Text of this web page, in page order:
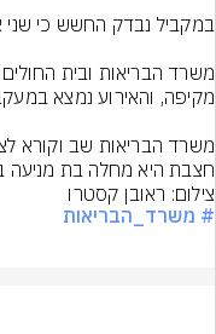
חצבת היא מחלה בת מניעה
צילום: ראובן קסטרו
# משרד_הבריאות